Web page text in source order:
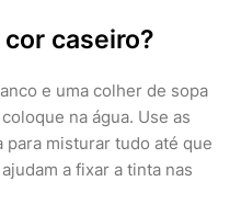
caseiro?
e uma colher de sopa
na água. Use as
para misturar tudo até que
a fixar a tinta nas